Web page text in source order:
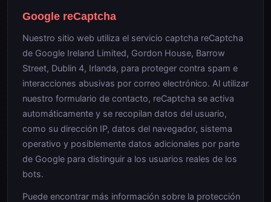
Google reCaptcha
Nuestro sitio web utiliza el servicio captcha reCaptcha
de Google Ireland Limited, Gordon House, Barrow
Street, Dublin 4, Irlanda, para proteger contra spam e
interacciones abusivas por correo electrónico. Al utilizar
nuestro formulario de contacto, reCaptcha se activa
automáticamente y se recopilan datos del usuario,
como su dirección IP, datos del navegador, sistema
operativo y posiblemente datos adicionales por parte
de Google para distinguir a los usuarios reales de los
bots.
Puede encontrar más información sobre la protección